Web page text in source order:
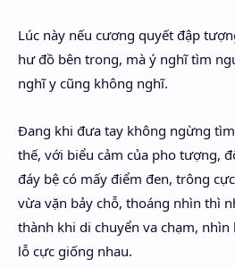
Lúc này nếu cương quyết đập
hư đồ bên trong, mà ý nghĩ tìm
nghĩ y cũng không nghĩ.
Đang khi đưa tay không ngừng
thế, với biểu cảm của pho tượng,
đáy bệ có mấy điểm đen, trông
vừa vặn bảy chỗ, thoáng nhìn thì
thành khi di chuyển va chạm,
lỗ cực giống nhau.